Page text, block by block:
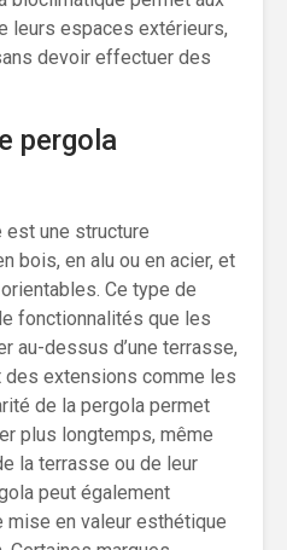
leurs espaces extérieurs,
devoir effectuer des
pergola
est une structure
bois, en alu ou en acier, et
Ce type de
fonctionnalités que les
au-dessus d’une terrasse,
des extensions comme les
de la pergola permet
plus longtemps, même
la terrasse ou de leur
peut également
en valeur esthétique